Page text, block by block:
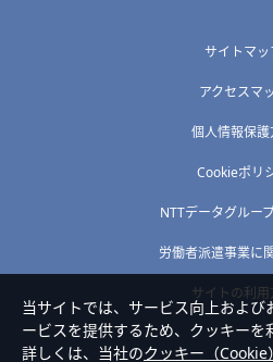
サイトマッ
アクセスマ
個人情報保護
Cookieポリ
NTTデータグルー
労働者派遣事業に
サイトの利用
当サイトでは、サービス向上および
ービスを提供するため、クッキーを
詳しくは、当社のクッキー（Cookie